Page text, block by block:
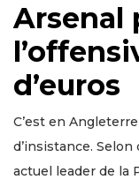
Arsenal
d’euros
C’est en
d’insistance.
actuel leader de la